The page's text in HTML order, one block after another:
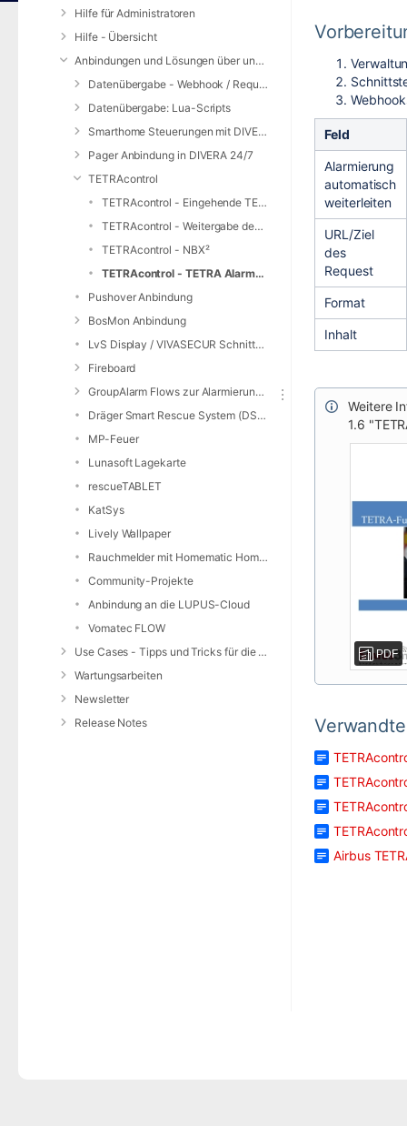
Hilfe für Administratoren
Hilfe - Übersicht
Anbindungen und Lösungen über unsere Web-Schnittstelle (REST-API)
Datenübergabe - Webhook / Request Service
Datenübergabe: Lua-Scripts
Smarthome Steuerungen mit DIVERA 24/7
Pager Anbindung in DIVERA 24/7
TETRAcontrol
TETRAcontrol - Eingehende TETRA Alarme an DIVERA 24/7 weiterleiten
TETRAcontrol - Weitergabe des Status an DIVERA 24/7
TETRAcontrol - NBX²
TETRAcontrol - TETRA Alarmgeber für DIVERA 24/7
Pushover Anbindung
BosMon Anbindung
LvS Display / VIVASECUR Schnittstelle
Fireboard
GroupAlarm Flows zur Alarmierung nutzen
Dräger Smart Rescue System (DSRS)
MP-Feuer
Lunasoft Lagekarte
rescueTABLET
KatSys
Lively Wallpaper
Rauchmelder mit Homematic Home Control Unit und openCCU
Community-Projekte
Anbindung an die LUPUS-Cloud
Vomatec FLOW
Use Cases - Tipps und Tricks für die Anwendung von DIVERA 24/7
Wartungsarbeiten
Newsletter
Release Notes
Feld
Alarmierung
automatisch
weiterleiten
URL/Ziel
des
Request
Format
Inhalt
Weitere
1.6
PDF
Airbus